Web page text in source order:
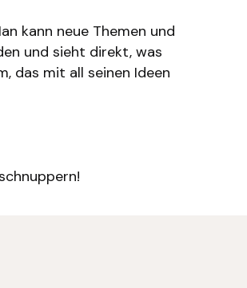
kann neue Themen und
und sieht direkt, was
das mit all seinen Ideen